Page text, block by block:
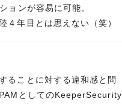
ョンが容易に可能。
４年目とは思えない（笑）
ることに対する違和感と問
としてのKeeperSecurity